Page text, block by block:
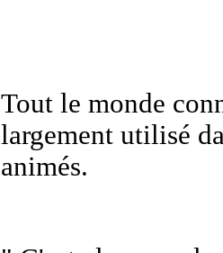
Tout le monde
largement utilisé
animés.